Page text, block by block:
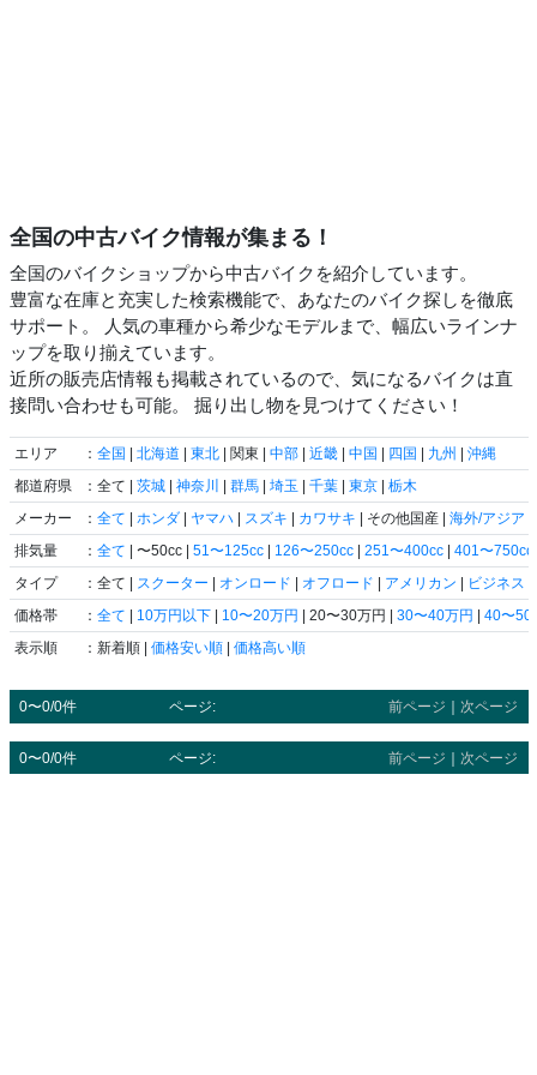
全国の中古バイク情報が集まる！
全国のバイクショップから中古バイクを紹介しています。
豊富な在庫と充実した検索機能で、あなたのバイク探しを徹底
サポート。 人気の車種から希少なモデルまで、幅広いラインナ
ップを取り揃えています。
近所の販売店情報も掲載されているので、気になるバイクは直
接問い合わせも可能。 掘り出し物を見つけてください！
エリア ： 全国 | 北海道 | 東北 | 関東 | 中部 | 近畿 | 中国 | 四国 | 九州 | 沖縄
都道府県
：全て | 茨城 | 神奈川 | 群馬 | 埼玉 | 千葉 | 東京 | 栃木
メーカー
： 全て | ホンダ | ヤマハ | スズキ | カワサキ | その他国産 | 海外/アジア
排気量
： 全て | 〜50cc | 51〜125cc | 126〜250cc | 251〜400cc | 401〜750cc
タイプ
：全て | スクーター | オンロード | オフロード | アメリカン | ビジネス
価格帯
： 全て | 10万円以下 | 10〜20万円 | 20〜30万円 | 30〜40万円 | 40〜50
表示順
：新着順 | 価格安い順 | 価格高い順
0〜0/0件 ページ: 前ページ 次ページ
0〜0/0件 ページ: 前ページ ｜ 次ページ